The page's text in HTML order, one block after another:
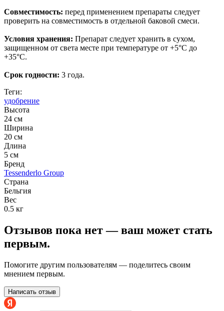
Совместимость: перед применением препараты следует
проверить на совместимость в отдельной баковой смеси.
Условия хранения: Препарат следует хранить в сухом,
защищенном от света месте при температуре от +5°С до
+35°С.
Срок годности: 3 года.
Теги:
удобрение
Высота
24 см
Ширина
20 см
Длина
5 см
Бренд
Tessenderlo Group
Страна
Бельгия
Вес
0.5 кг
Отзывов пока нет — ваш может стать
первым.
Помогите другим пользователям — поделитесь своим
мнением первым.
Написать отзыв